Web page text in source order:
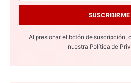
SUSCRIBIRME
Al presionar el botón de suscripción,
nuestra Política de